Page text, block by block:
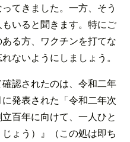
てきました。一方、そう
いると聞きます。特にご
る方、ワクチンを打てな
ないようにしましょう。
認されたのは、令和二年
発表された「令和二年次
百年に向けて、一人ひと
ょう）』（この処は即ち